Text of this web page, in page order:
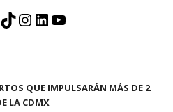
TikTok
Instagram
LinkedIn
YouTube
QUE IMPULSARÁN MÁS DE 2
LA CDMX